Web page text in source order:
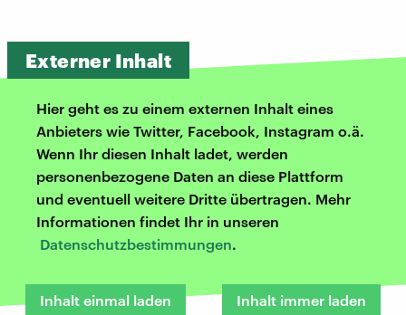
Externer Inhalt
Hier geht es zu einem externen Inhalt eines
Anbieters wie Twitter, Facebook, Instagram o.ä.
Wenn Ihr diesen Inhalt ladet, werden
personenbezogene Daten an diese Plattform
und eventuell weitere Dritte übertragen. Mehr
Informationen findet Ihr in unseren
Datenschutzbestimmungen.
Inhalt einmal laden Inhalt immer laden